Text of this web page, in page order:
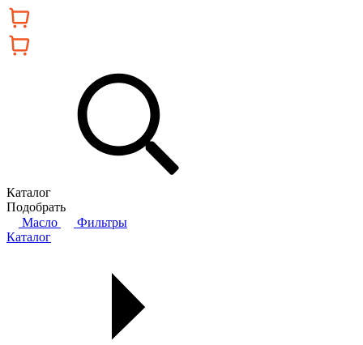
Каталог
Подобрать
Масло
Фильтры
Каталог